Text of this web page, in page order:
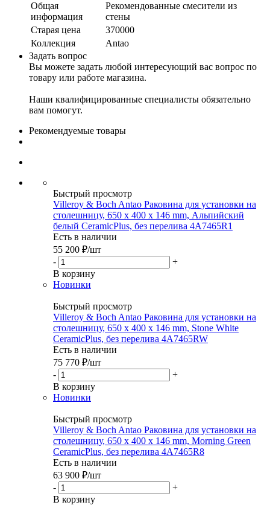
Общая
информация
Рекомендованные смесители из
стены
Старая цена
370000
Коллекция
Antao
Задать вопрос
Вы можете задать любой интересующий вас вопрос по
товару или работе магазина.
Наши квалифицированные специалисты обязательно
вам помогут.
Рекомендуемые товары
Быстрый просмотр
Villeroy & Boch Antao Раковина для установки на
столешницу, 650 x 400 x 146 mm, Альпийский
белый CeramicPlus, без перелива 4A7465R1
Есть в наличии
55 200 ₽/шт
-
+
В корзину
Новинки
Быстрый просмотр
Villeroy & Boch Antao Раковина для установки на
столешницу, 650 x 400 x 146 mm, Stone White
CeramicPlus, без перелива 4A7465RW
Есть в наличии
75 770 ₽/шт
-
+
В корзину
Новинки
Быстрый просмотр
Villeroy & Boch Antao Раковина для установки на
столешницу, 650 x 400 x 146 mm, Morning Green
CeramicPlus, без перелива 4A7465R8
Есть в наличии
63 900 ₽/шт
-
+
В корзину